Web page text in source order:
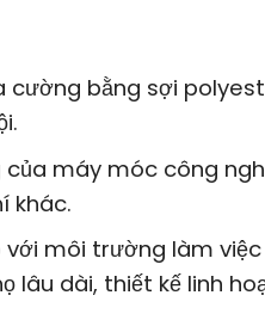
bằng sợi
máy móc công
khác.
môi trường làm việc
lâu dài, thiết kế linh